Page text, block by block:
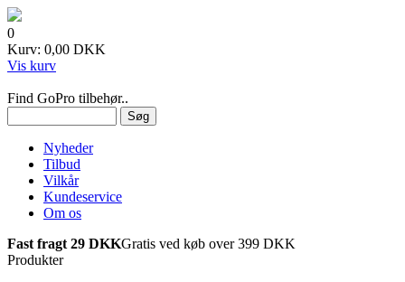
0
Kurv: 0,00 DKK
Vis kurv
Find GoPro tilbehør..
Nyheder
Tilbud
Vilkår
Kundeservice
Om os
Fast fragt 29 DKKGratis ved køb over 399 DKK
Produkter